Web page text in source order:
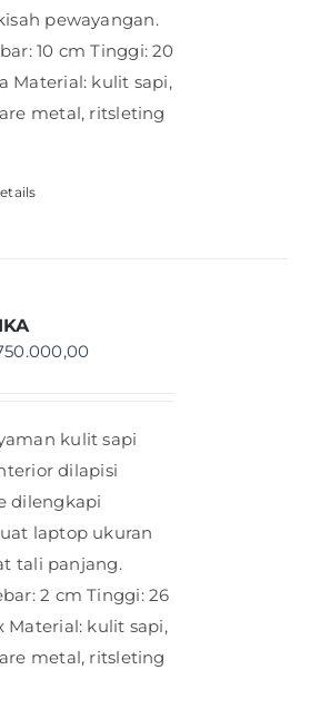
pewayangan.
10 cm Tinggi: 20
Material: kulit sapi,
metal, ritsleting
kulit sapi
dilapisi
dilengkapi
laptop ukuran
tali panjang.
2 cm Tinggi: 26
Material: kulit sapi,
metal, ritsleting